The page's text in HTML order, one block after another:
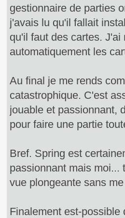
gestionnaire de parties
j'avais lu qu'il fallait
qu'il faut des cartes.
automatiquement les
Au final je me rends
catastrophique. C'est
jouable et passionnant,
pour faire une partie
Bref. Spring est
passionnant mais moi...
vue plongeante sans
Finalement est-possible